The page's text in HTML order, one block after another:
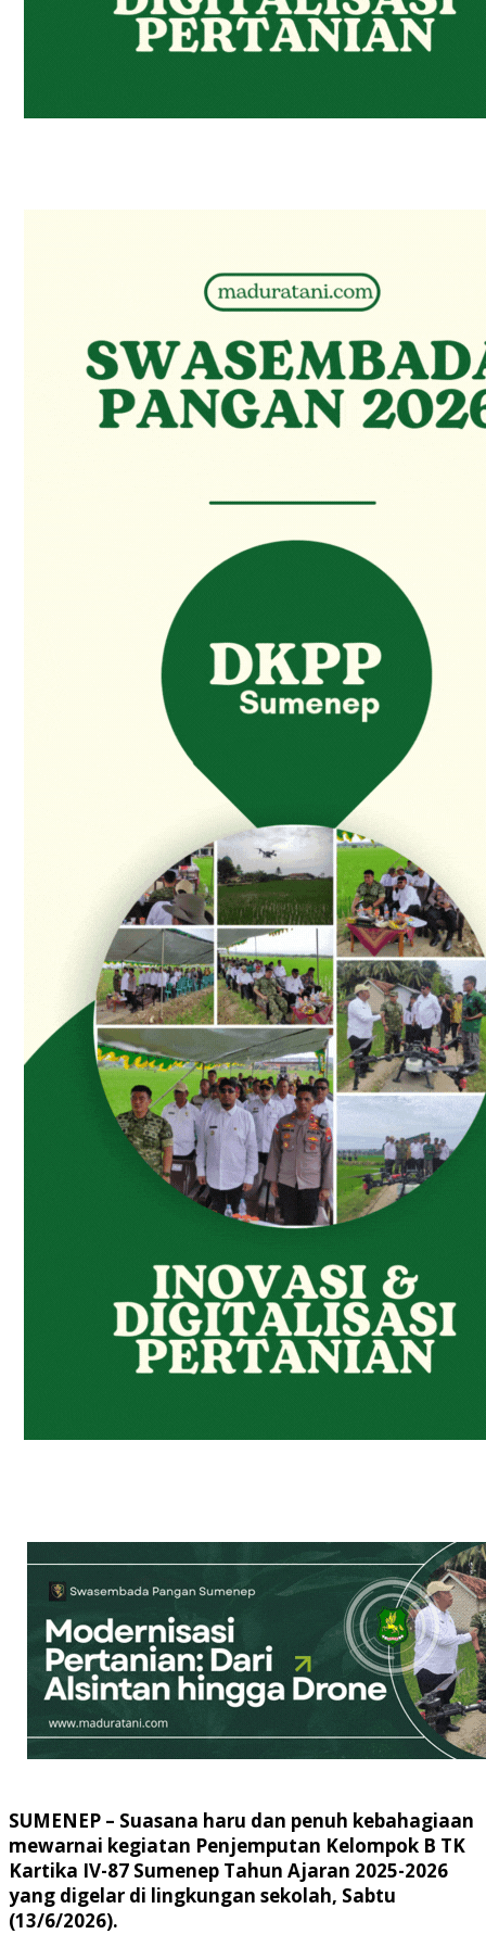
SUMENEP – Suasana haru dan penuh kebahagiaan
mewarnai kegiatan Penjemputan Kelompok B TK
Kartika IV-87 Sumenep Tahun Ajaran 2025-2026
yang digelar di lingkungan sekolah, Sabtu
(13/6/2026).